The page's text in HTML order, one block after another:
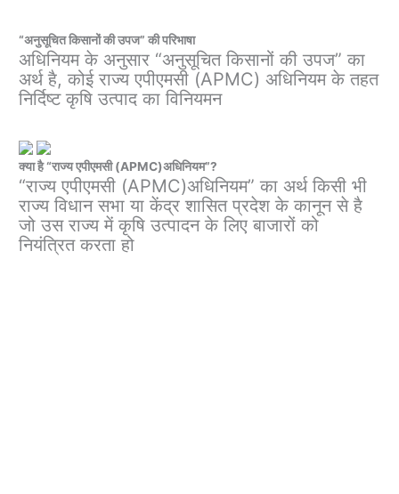
“अनुसूचित किसानों की उपज” की परिभाषा
अधिनियम के अनुसार “अनुसूचित किसानों की उपज” का
अर्थ है, कोई राज्य एपीएमसी (APMC) अधिनियम के तहत
निर्दिष्ट कृषि उत्पाद का विनियमन
क्या है “राज्य एपीएमसी (APMC)अधिनियम”?
“राज्य एपीएमसी (APMC)अधिनियम” का अर्थ किसी भी
राज्य विधान सभा या केंद्र शासित प्रदेश के कानून से है
जो उस राज्य में कृषि उत्पादन के लिए बाजारों को
नियंत्रित करता हो